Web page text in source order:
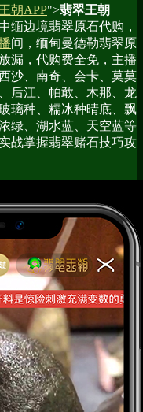
朝APP">翡翠王朝
缅边境翡翠原石代购，
间，缅甸曼德勒翡翠原
漏，代购费全免，主播
沙、南奇、会卡、莫莫
后江、帕敢、木那、龙
璃种、糯冰种晴底、飘
绿、湖水蓝、天空蓝等
战掌握翡翠赌石技巧攻